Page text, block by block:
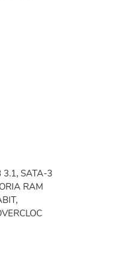
SATA-3
RAM